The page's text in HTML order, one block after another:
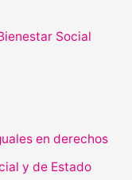
Social
en derechos
y de Estado